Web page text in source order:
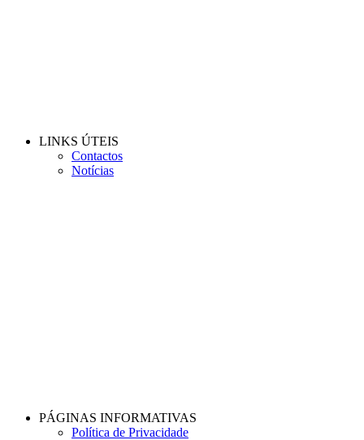
LINKS ÚTEIS
Contactos
Notícias
PÁGINAS INFORMATIVAS
Política de Privacidade